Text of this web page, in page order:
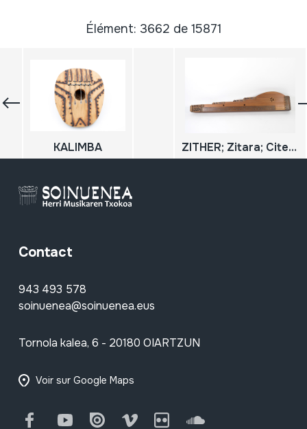
Élément: 3662 de 15871
KALIMBA ZITHER; Zitara; Citera
Contact
943 493 578
soinuenea@soinuenea.eus
Tornola kalea, 6 - 20180 OIARTZUN
Voir sur Google Maps
FacebookYoutube Issuu Vimeo Flickr SoundCloud